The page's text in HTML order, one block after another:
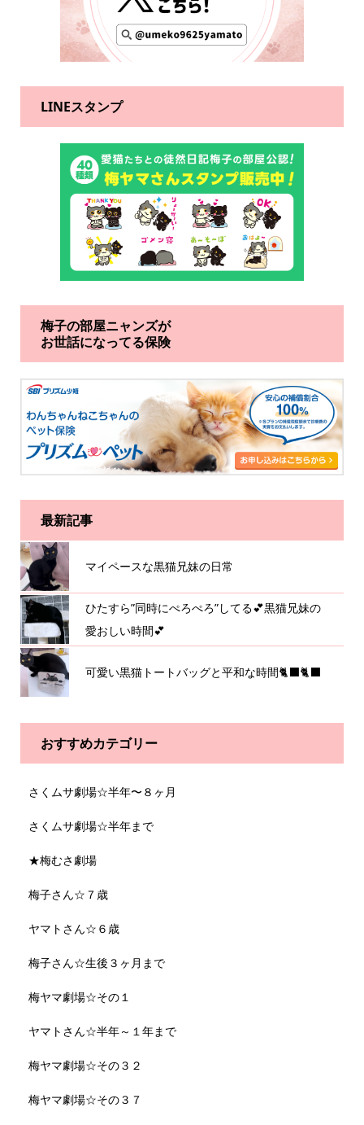
LINEスタンプ
梅子の部屋ニャンズが
お世話になってる保険
最新記事
マイペースな黒猫兄妹の日常
ひたすら”同時にぺろぺろ”してる💕黒猫兄妹の
愛おしい時間💕
可愛い黒猫トートバッグと平和な時間🐈‍⬛🐈‍⬛
おすすめカテゴリー
さくムサ劇場☆半年〜８ヶ月
さくムサ劇場☆半年まで
★梅むさ劇場
梅子さん☆７歳
ヤマトさん☆６歳
梅子さん☆生後３ヶ月まで
梅ヤマ劇場☆その１
ヤマトさん☆半年～１年まで
梅ヤマ劇場☆その３２
梅ヤマ劇場☆その３７